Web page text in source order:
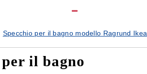
Specchio per il bagno modello Ragrund Ikea
il bagno